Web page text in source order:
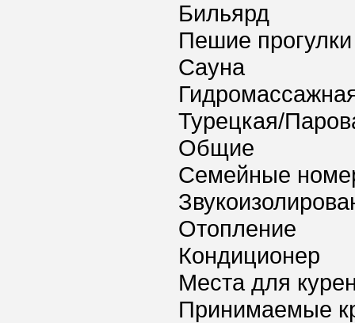
Бильярд
Пешие прогулки
Сауна
Турецкая/
Общие
Семейные
Отопление
Кондиционер
Места для
Принимаемые